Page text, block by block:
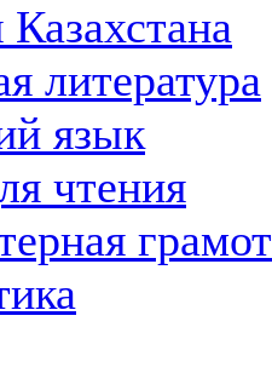
литература
язык
чтения